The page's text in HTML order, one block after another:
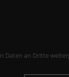
Daten an Dritte